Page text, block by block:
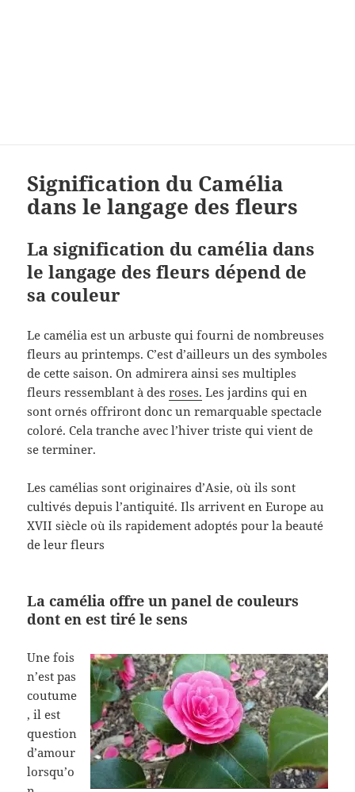
Signification du Camélia
dans le langage des fleurs
La signification du camélia dans
le langage des fleurs dépend de
sa couleur
Le camélia est un arbuste qui fourni de nombreuses
fleurs au printemps. C’est d’ailleurs un des symboles
de cette saison. On admirera ainsi ses multiples
fleurs ressemblant à desroses. Les jardins qui en
sont ornés offriront donc un remarquable spectacle
coloré. Cela tranche avec l’hiver triste qui vient de
se terminer.
Les camélias sont originaires d’Asie, où ils sont
cultivés depuis l’antiquité. Ils arrivent en Europe au
XVII siècle où ils rapidement adoptés pour la beauté
de leur fleurs
La camélia offre un panel de couleurs
dont en est tiré le sens
Une fois
n’est pas
coutume
, il est
question
d’amour
lorsqu’o